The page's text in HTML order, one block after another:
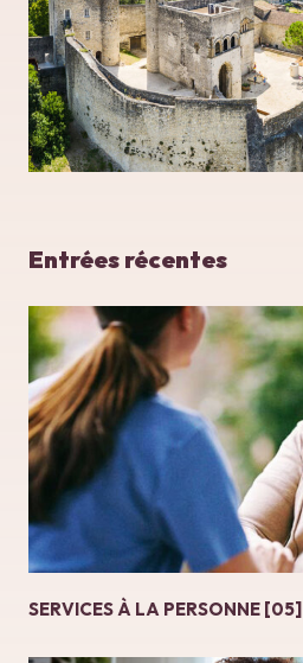
Entrées récentes
SERVICES À LA PERSONNE [05]